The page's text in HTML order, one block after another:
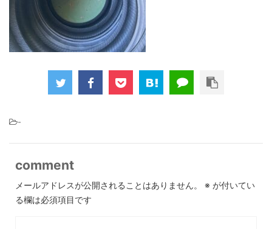
-
comment
メールアドレスが公開されることはありません。 ※ が付いてい
る欄は必須項目です